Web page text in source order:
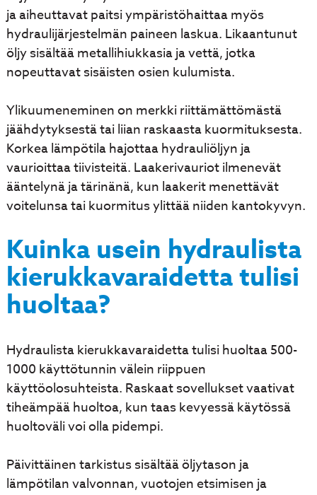
ja aiheuttavat paitsi ympäristöhaittaa myös
hydraulijärjestelmän paineen laskua. Likaantunut
öljy sisältää metallihiukkasia ja vettä, jotka
nopeuttavat sisäisten osien kulumista.
Ylikuumeneminen on merkki riittämättömästä
jäähdytyksestä tai liian raskaasta kuormituksesta.
Korkea lämpötila hajottaa hydrauliöljyn ja
vaurioittaa tiivisteitä. Laakerivauriot ilmenevät
ääntelynä ja tärinänä, kun laakerit menettävät
voitelunsa tai kuormitus ylittää niiden kantokyvyn.
Kuinka usein hydraulista
kierukkavaraidetta tulisi
huoltaa?
Hydraulista kierukkavaraidetta tulisi huoltaa 500-
1000 käyttötunnin välein riippuen
käyttöolosuhteista. Raskaat sovellukset vaativat
tiheämpää huoltoa, kun taas kevyessä käytössä
huoltoväli voi olla pidempi.
Päivittäinen tarkistus sisältää öljytason ja
lämpötilan valvonnan, vuotojen etsimisen ja